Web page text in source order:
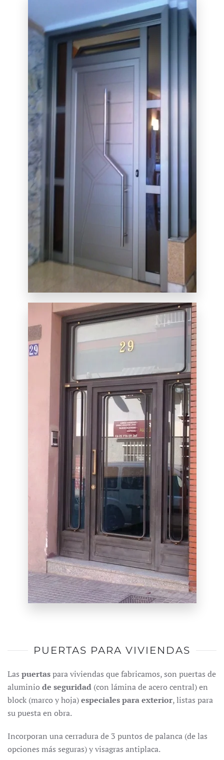
PUERTAS PARA VIVIENDAS
Las puertaspara viviendas que fabricamos, son puertas de
aluminio de seguridad (con lámina de acero central) en
block (marco y hoja)especiales para exterior, listas para
su puesta en obra.
Incorporan una cerradura de 3 puntos de palanca (de las
opciones más seguras) y visagras antiplaca.